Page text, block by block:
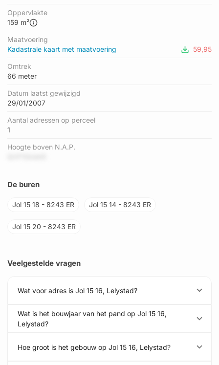
Oppervlakte
159 m²
Maatvoering
Kadastrale kaart met maatvoering
59,95
Omtrek
66 meter
Datum laatst gewijzigd
29/01/2007
Aantal adressen op perceel
1
Hoogte boven N.A.P.
De buren
Jol 15 18 - 8243 ER Jol 15 14 - 8243 ER
Jol 15 20 - 8243 ER
Veelgestelde vragen
Wat voor adres is Jol 15 16, Lelystad?
Wat is het bouwjaar van het pand op Jol 15 16,
Lelystad?
Hoe groot is het gebouw op Jol 15 16, Lelystad?